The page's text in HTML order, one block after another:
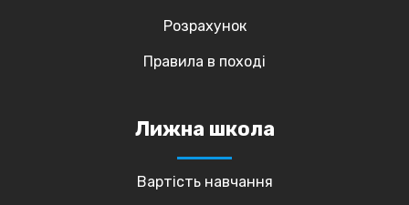
Розрахунок
Правила в поході
Лижна школа
Вартість навчання